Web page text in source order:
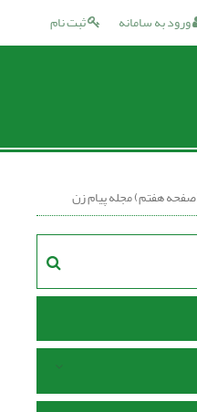
ثبت نام ورود به سامانه
هفتم) مجله پیام زن